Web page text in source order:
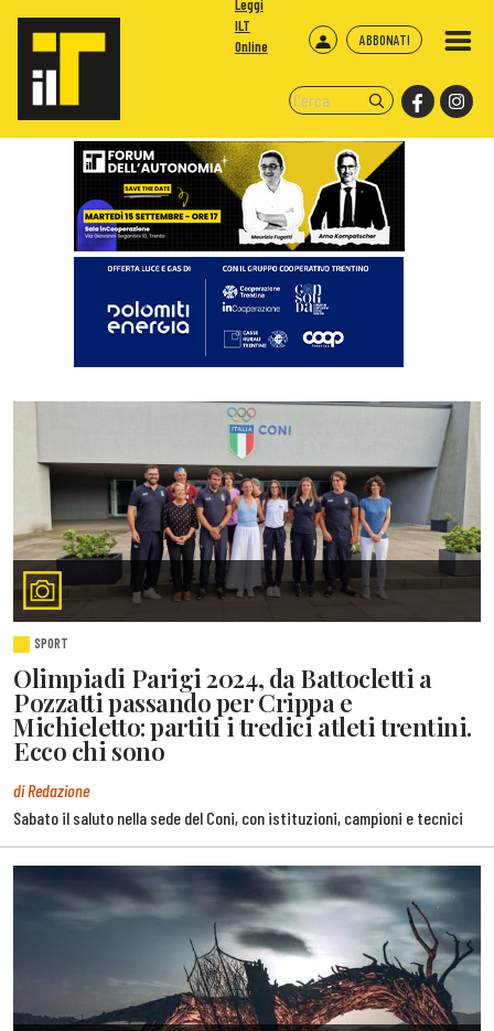
ABBONATI
Leggi
ILT
Online
SPORT
Olimpiadi Parigi 2024, da Battocletti a
Pozzatti passando per Crippa e
Michieletto: partiti i tredici atleti trentini.
Ecco chi sono
di Redazione
Sabato il saluto nella sede del Coni, con istituzioni, campioni e tecnici